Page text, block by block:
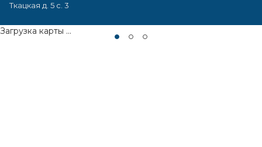
Ткацкая д. 5 с. 3
Загрузка карты ...